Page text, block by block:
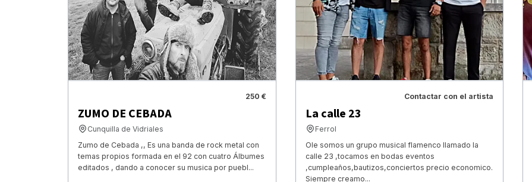
250 €
ZUMO DE CEBADA
Cunquilla de Vidriales
Zumo de Cebada ,, Es una banda de rock metal con
temas propios formada en el 92 con cuatro Álbumes
editados , dando a conocer su musica por puebl...
Contactar con el artista
La calle 23
Ferrol
Ole somos un grupo musical flamenco llamado la
calle 23 ,tocamos en bodas eventos
,cumpleaños,bautizos,conciertos precio economico.
Siempre creamo...